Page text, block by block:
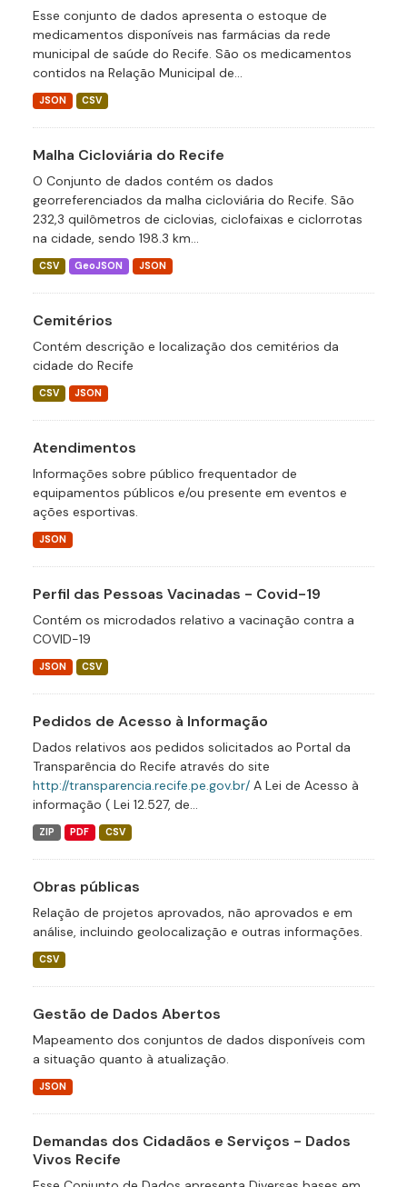
Esse conjunto de dados apresenta o estoque de
medicamentos disponíveis nas farmácias da rede
municipal de saúde do Recife. São os medicamentos
contidos na Relação Municipal de...
JSON CSV
Malha Cicloviária do Recife
O Conjunto de dados contém os dados
georreferenciados da malha cicloviária do Recife. São
232,3 quilômetros de ciclovias, ciclofaixas e ciclorrotas
na cidade, sendo 198.3 km...
CSV GeoJSON JSON
Cemitérios
Contém descrição e localização dos cemitérios da
cidade do Recife
CSV JSON
Atendimentos
Informações sobre público frequentador de
equipamentos públicos e/ou presente em eventos e
ações esportivas.
JSON
Perfil das Pessoas Vacinadas - Covid-19
Contém os microdados relativo a vacinação contra a
COVID-19
JSON CSV
Pedidos de Acesso à Informação
Dados relativos aos pedidos solicitados ao Portal da
Transparência do Recife através do site
http://transparencia.recife.pe.gov.br/ A Lei de Acesso à
informação ( Lei 12.527, de...
ZIP PDF CSV
Obras públicas
Relação de projetos aprovados, não aprovados e em
análise, incluindo geolocalização e outras informações.
CSV
Gestão de Dados Abertos
Mapeamento dos conjuntos de dados disponíveis com
a situação quanto à atualização.
JSON
Demandas dos Cidadãos e Serviços - Dados
Vivos Recife